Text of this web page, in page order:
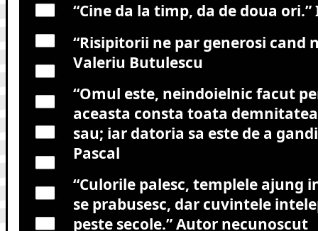
“Cine da la timp, da de doua ori.”
“Risipitorii ne par generosi cand
Valeriu Butulescu
“Omul este, neindoielnic facut
aceasta consta toata
sau; iar datoria sa este de a
Pascal
“Culorile palesc, templele ajung
se prabusesc, dar cuvintele
peste secole.”Autor necunoscut